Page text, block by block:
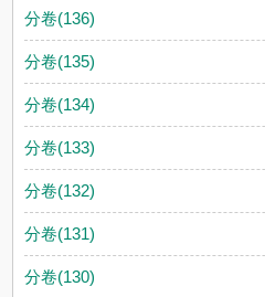
分卷(136)
分卷(135)
分卷(134)
分卷(133)
分卷(132)
分卷(131)
分卷(130)